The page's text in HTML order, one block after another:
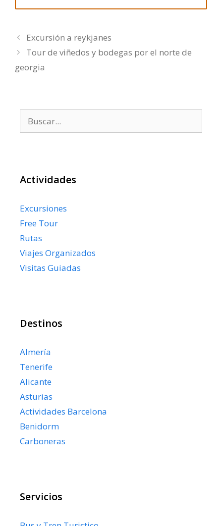
Excursión a reykjanes
Tour de viñedos y bodegas por el norte de
georgia
Actividades
Excursiones
Free Tour
Rutas
Viajes Organizados
Visitas Guiadas
Destinos
Almería
Tenerife
Alicante
Asturias
Actividades Barcelona
Benidorm
Carboneras
Servicios